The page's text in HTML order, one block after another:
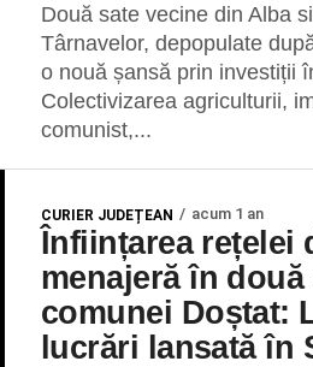
Două sate vecine din Alba
Târnavelor, depopulate
o nouă șansă prin investiții
Colectivizarea agriculturii,
comunist,...
CURIER JUDEȚEAN acum 1 an
Înființarea rețelei
menajeră în două
comunei Doștat:
lucrări lansată în